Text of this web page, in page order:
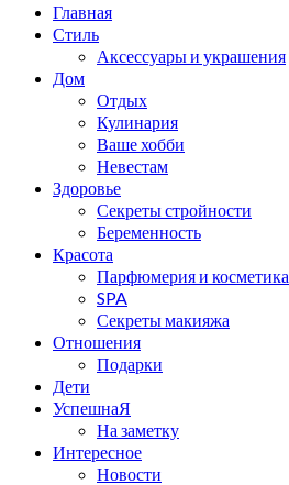
Главная
Стиль
Аксессуары и украшения
Дом
Отдых
Кулинария
Ваше хобби
Невестам
Здоровье
Секреты стройности
Беременность
Красота
Парфюмерия и косметика
SPA
Секреты макияжа
Отношения
Подарки
Дети
УспешнаЯ
На заметку
Интересное
Новости